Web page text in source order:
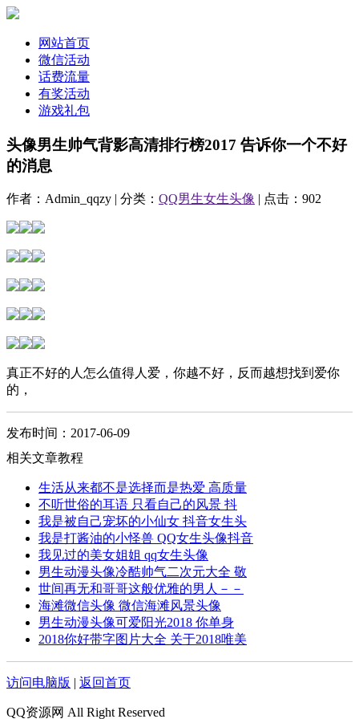
网站首页
微信活动
话费流量
有奖活动
游戏礼包
头像男生帅气背影高清排行榜2017 告诉你一个不好
的消息
作者：Admin_qqzy | 分类： QQ男生女生头像 | 点击：902
真正不好的人怎么值得人爱，你越不好，反而越想找到爱你
的，
发布时间：2017-06-09
相关文章教程
生活从来都不是选择而是热爱 高质量
不听世俗的耳语 只看自己的风景 抖
我是被自己宠坏的小仙女 抖音女生头
我是打酱油的小怪兽 QQ女生头像抖音
我见过的美女姐姐 qq女生头像
男生动漫头像冷酷帅气二次元大全 敬
世间再无和哥哥这般优雅的男人－－
海滩微信头像 微信海滩风景头像
男生动漫头像可爱阳光2018 你单身
2018你好带字图片大全 关于2018唯美
访问电脑版 | 返回首页
QQ资源网 All Right Reserved